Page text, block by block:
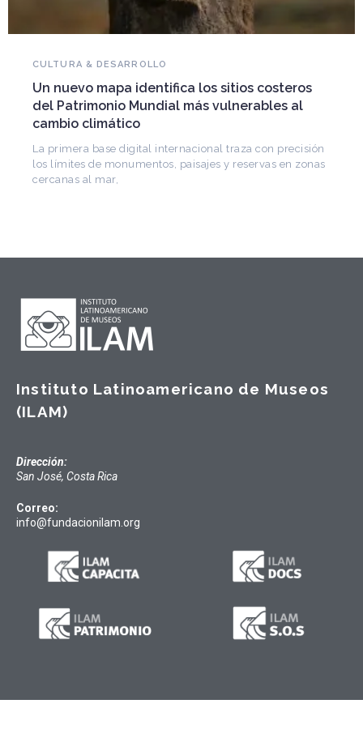
Falleció Ramón Gutiérrez, guardián del
patrimonio iberoamericano
Arquitecto, historiador e Investigador Superior del
CONICET, fundó el CEDODAL e impulsó los Seminarios
de Arquitectura Latinoamericana. Publicó más de
Instituto Latinoamericano de Museos
(ILAM)
Dirección:
San José, Costa Rica
Correo:
info@fundacionilam.org